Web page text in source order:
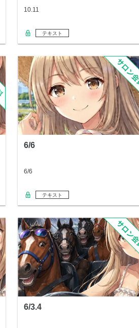
10.11
テキスト
6/6
6/6
テキスト
6/3.4